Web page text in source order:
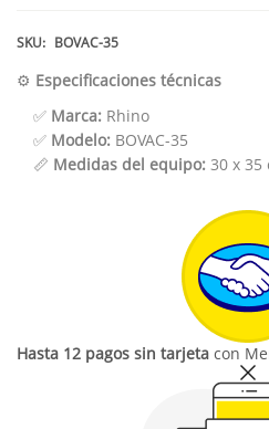
SKU: BOVAC-35
⚙️ Especificaciones técnicas
✅ Marca: Rhino
✅ Modelo: BOVAC-35
📏 Medidas del equipo: 30 x 35
Hasta 12 pagos sin tarjeta con